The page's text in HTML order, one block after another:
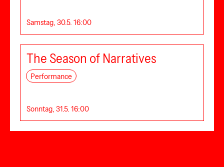
Samstag, 30.5. 16:00
The Season of Narratives
Performance
Sonntag, 31.5. 16:00